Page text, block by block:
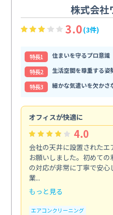
株式会社
3.0(3件)
特⻑1
住まいを守るプロ意識
特⻑2
生活空間を尊重する姿
特⻑3
細かな気遣いを欠かさ
オフィスが快適に
4.0
会社の天井に設置された
お願いしました。初めて
の対応が非常に丁寧で安
業...
もっと見る
エアコンクリーニング